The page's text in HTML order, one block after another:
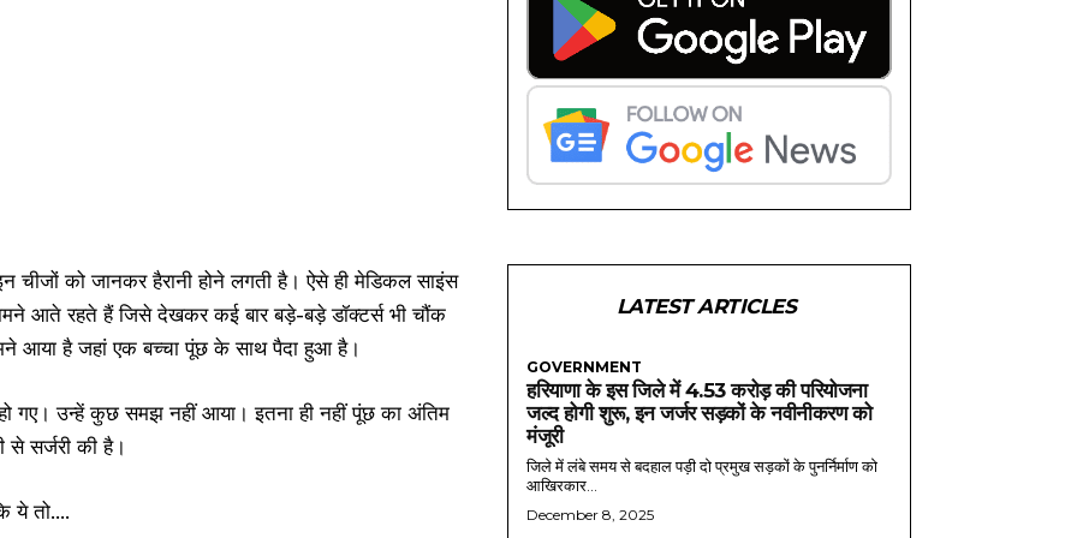
चीजों को जानकर हैरानी होने लगती है। ऐसे ही मेडिकल साइंस
आते रहते हैं जिसे देखकर कई बार बड़े-बड़े डॉक्टर्स भी चौंक
आया है जहां एक बच्चा पूंछ के साथ पैदा हुआ है।
गए। उन्हें कुछ समझ नहीं आया। इतना ही नहीं पूंछ का अंतिम
से सर्जरी की है।
LATEST ARTICLES
GOVERNMENT
हरियाणा के इस जिले में 4.53 करोड़ की परियोजना
जल्द होगी शुरू, इन जर्जर सड़कों के नवीनीकरण को
मंजूरी
जिले में लंबे समय से बदहाल पड़ी दो प्रमुख सड़कों के पुनर्निर्माण को
आखिरकार...
December 8, 2025